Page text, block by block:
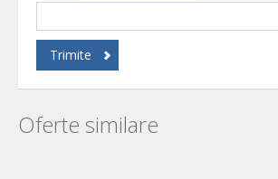
Trimite
Oferte similare